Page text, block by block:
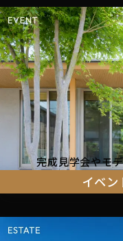
イベン
完成見学会やモ
暮らしを体感できる